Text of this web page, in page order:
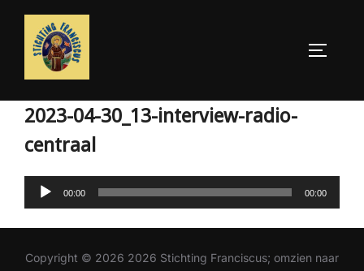
inhoud
2023-04-30_13-interview-radio-
centraal
Audiospeler
00:00 00:00
Copyright © 2026 2026 Stichting Franciscus; omzien naar